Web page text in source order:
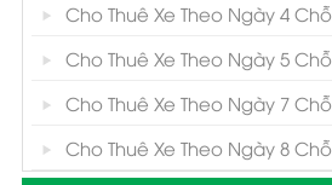
Cho Thuê Xe Theo Ngày 4 Chỗ
Cho Thuê Xe Theo Ngày 5 Chỗ
Cho Thuê Xe Theo Ngày 7 Chỗ
Cho Thuê Xe Theo Ngày 8 Chỗ